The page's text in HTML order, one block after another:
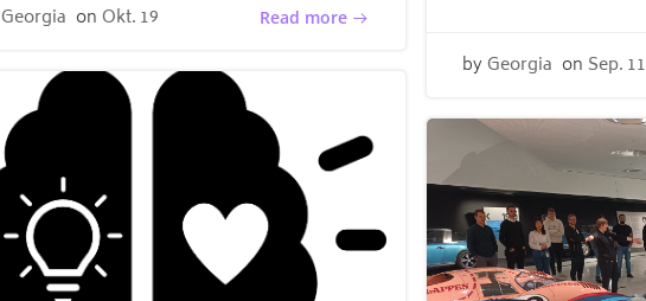
Georgia on Okt. 19 Read more
byGeorgia on Sep. 11